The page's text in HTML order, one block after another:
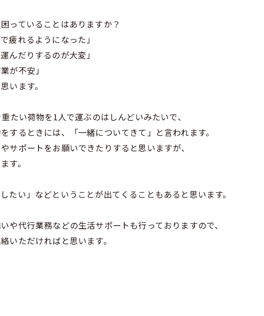
っていることはありますか？
疲れるようになった」
んだりするのが大変」
が不安」
います。
たい荷物を1人で運ぶのはしんどいみたいで、
るときには、「一緒についてきて」と言われます。
サポートをお願いできたりすると思いますが、
す。
たい」などということが出てくることもあると思います。
や代行業務などの生活サポートも行っておりますので、
いただければと思います。